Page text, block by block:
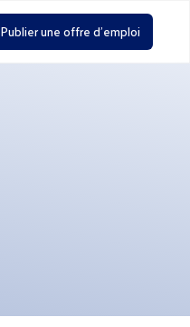
Publier une offre d'emploi